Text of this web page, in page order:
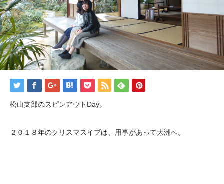
松山支部のスピンアウトDay。
２０１８年のクリスマスイブは、用事があって大洲へ。